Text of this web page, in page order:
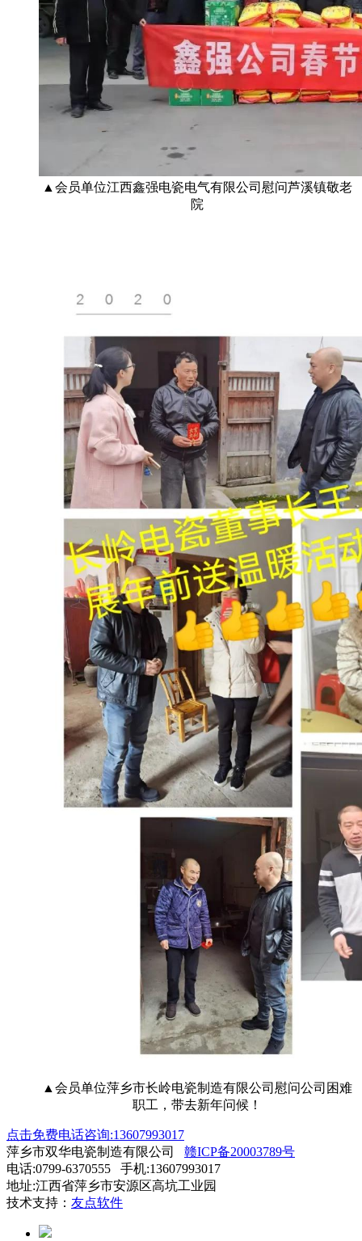
▲会员单位江西鑫强电瓷电气有限公司慰问芦溪镇敬老
院
▲会员单位萍乡市长岭电瓷制造有限公司慰问公司困难
职工，带去新年问候！
点击免费电话咨询:13607993017
萍乡市双华电瓷制造有限公司 赣ICP备20003789号
电话:0799-6370555 手机:13607993017
地址:江西省萍乡市安源区高坑工业园
技术支持： 友点软件